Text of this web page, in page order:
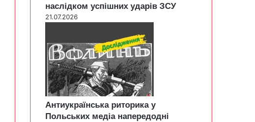
наслідком успішних ударів ЗСУ
21.07.2026
Антиукраїнська риторика у
Польських медіа напередодні